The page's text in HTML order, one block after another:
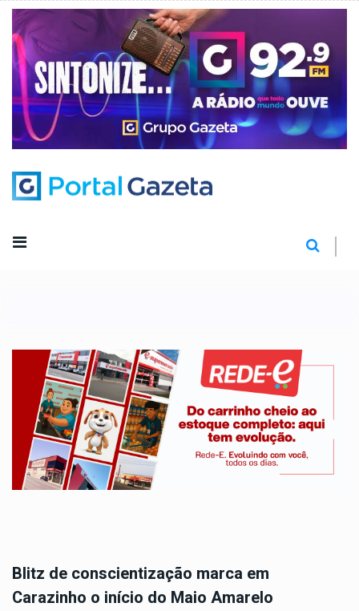
Blitz de conscientização marca em
Carazinho o início do Maio Amarelo